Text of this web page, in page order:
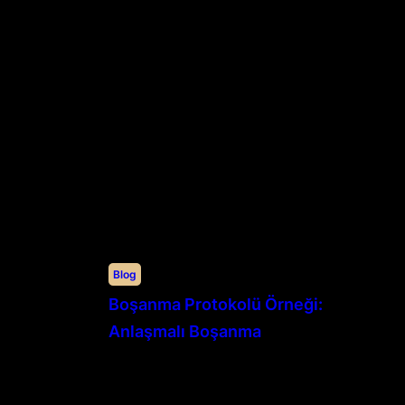
Blog
Boşanma Protokolü Örneği:
Anlaşmalı Boşanma